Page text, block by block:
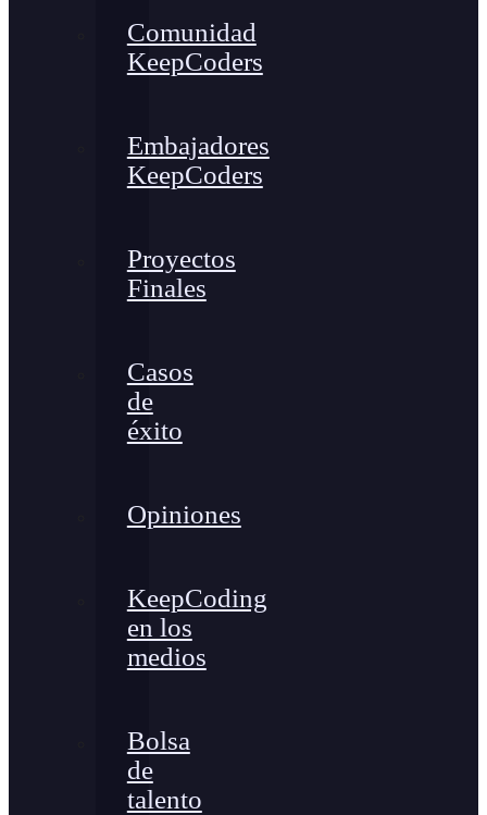
Comunidad
KeepCoders
Embajadores
KeepCoders
Proyectos
Finales
Casos
de
éxito
Opiniones
KeepCoding
en los
medios
Bolsa
de
talento